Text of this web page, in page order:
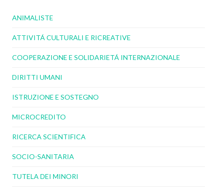
ANIMALISTE
ATTIVITÁ CULTURALI E RICREATIVE
COOPERAZIONE E SOLIDARIETÁ INTERNAZIONALE
DIRITTI UMANI
ISTRUZIONE E SOSTEGNO
MICROCREDITO
RICERCA SCIENTIFICA
SOCIO-SANITARIA
TUTELA DEI MINORI